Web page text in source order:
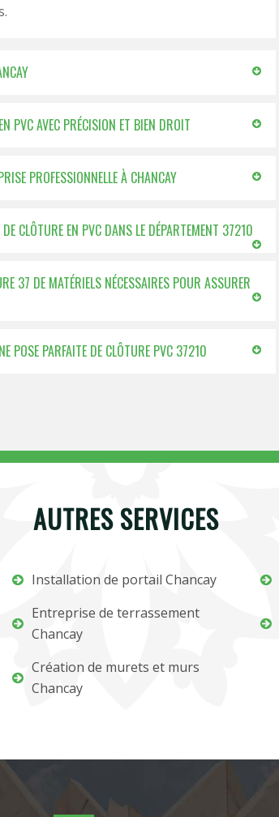
PVC AVEC PRÉCISION ET BIEN DROIT
PROFESSIONNELLE À CHANCAY
CLÔTURE EN PVC DANS LE DÉPARTEMENT 37210
37 DE MATÉRIELS NÉCESSAIRES POUR ASSURER
POSE PARFAITE DE CLÔTURE PVC 37210
AUTRES SERVICES
Installation de portail Chancay
Entreprise de terrassement
Chancay
Création de murets et murs
Chancay